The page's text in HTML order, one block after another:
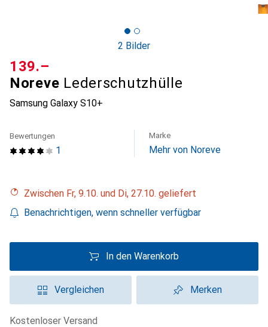
2 Bilder
Noreve Lederschutzhülle
Samsung Galaxy S10+
CHF
139.–
1
Bewertungen Marke
Mehr von Noreve
Zwischen Fr, 9.10. und Di, 27.10. geliefert
Benachrichtigen, wenn schneller verfügbar
In den Warenkorb
Vergleichen Merken
kostenloser Versand